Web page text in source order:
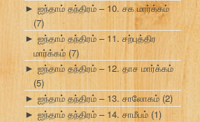
► ஐந்தாம் தந்திரம் – 10. சக மார்க்கம்
(7)
► ஐந்தாம் தந்திரம் – 11. சற்புத்திர
மார்க்கம்(7)
► ஐந்தாம் தந்திரம் – 12. தாச மார்க்கம்
(5)
► ஐந்தாம் தந்திரம் – 13. சாலோகம் (2)
► ஐந்தாம் தந்திரம் – 14. சாமீபம் (1)